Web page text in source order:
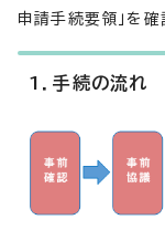
申請手続要領」を確
1．手続の流れ